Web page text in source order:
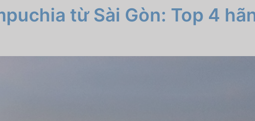
từ Sài Gòn: Top 4